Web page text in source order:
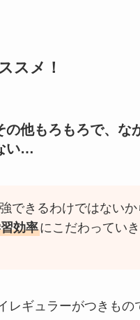
スメ！
の他もろもろで、な
い…
できるわけではないか
効率にこだわってい
レギュラーがつきもの